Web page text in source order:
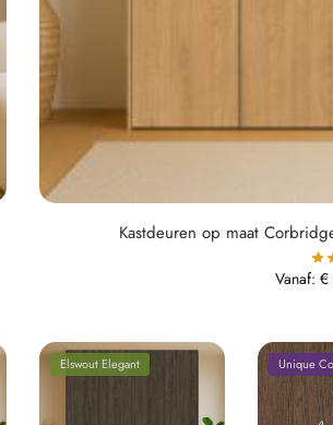
Kastdeuren op maat
Vanaf:€
Elswout Elegant Unique